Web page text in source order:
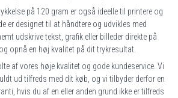
på 120 gram er også ideelle til printere og
er designet til at håndtere og udvikles med
udskrive tekst, grafik eller billeder direkte på
opnå en høj kvalitet på dit trykresultat.
af vores høje kvalitet og gode kundeservice. Vi
ud tilfreds med dit køb, og vi tilbyder derfor en
hvis du af en eller anden grund ikke er tilfreds